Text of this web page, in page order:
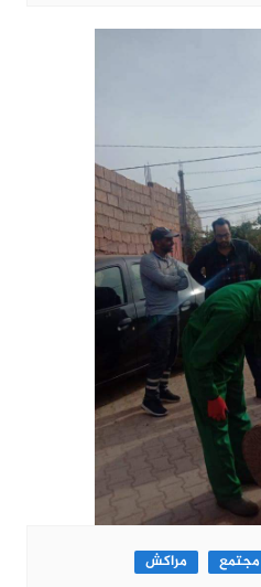
مجتمع مراكش